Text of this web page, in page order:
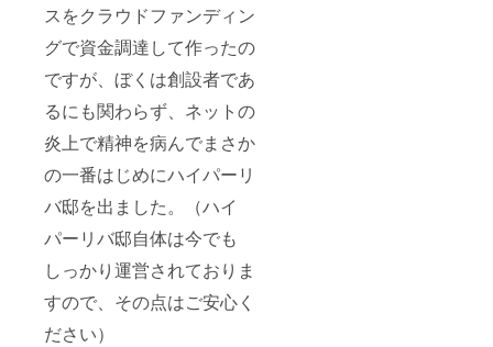
スをクラウドファンディン
グで資金調達して作ったの
ですが、ぼくは創設者であ
るにも関わらず、ネットの
炎上で精神を病んでまさか
の一番はじめにハイパーリ
バ邸を出ました。（ハイ
パーリバ邸自体は今でも
しっかり運営されておりま
すので、その点はご安心く
ださい）